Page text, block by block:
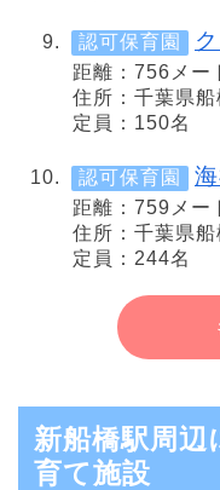
認可保育園
距離：756メー
住所：千葉県
定員：150名
認可保育園
距離：759メー
住所：千葉県
定員：244名
新船橋駅周辺
育て施設